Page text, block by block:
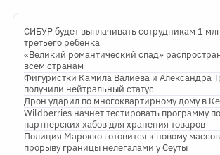
СИБУР будет выплачивать сотрудникам 1
третьего ребенка
«Великий романтический спад»
всем странам
Фигуристки Камила Валиева и Александра
получили нейтральный статус
Дрон ударил по многоквартирному дому в
Wildberries начнет тестировать программу
партнерских хабов для хранения товаров
Полиция Марокко готовится к новому
прорыву границы нелегалами у Сеуты